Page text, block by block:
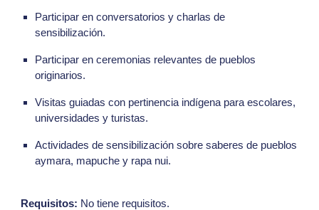
Participar en conversatorios y charlas de
sensibilización.
Participar en ceremonias relevantes de pueblos
originarios.
Visitas guiadas con pertinencia indígena para escolares,
universidades y turistas.
Actividades de sensibilización sobre saberes de pueblos
aymara, mapuche y rapa nui.
Requisitos: No tiene requisitos.